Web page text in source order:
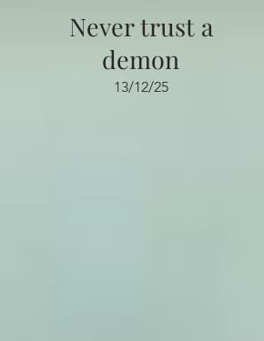
Never trust a
demon
13/12/25